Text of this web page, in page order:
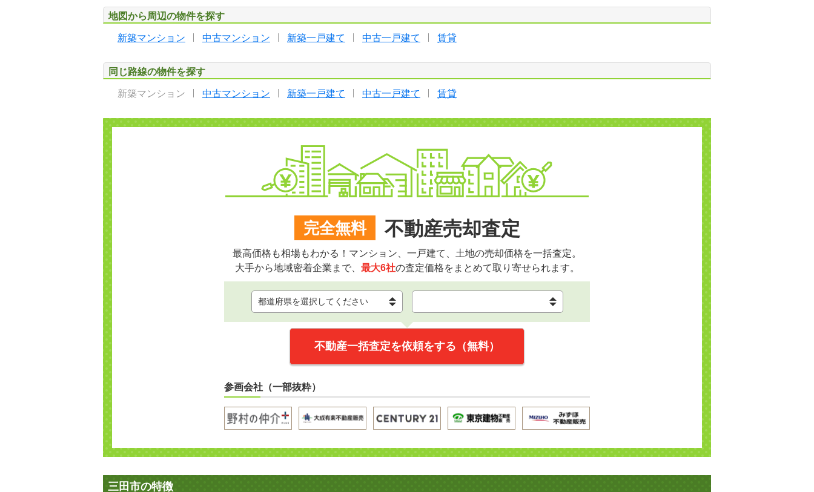
地図から周辺の物件を探す
新築マンション 中古マンション 新築一戸建て 中古一戸建て 賃貸
同じ路線の物件を探す
新築マンション 中古マンション 新築一戸建て 中古一戸建て 賃貸
完全無料 不動産売却査定
最高価格も相場もわかる！マンション、一戸建て、土地の売却価格を一括査定。
大手から地域密着企業まで、 最大6社の査定価格をまとめて取り寄せられます。
不動産一括査定を依頼をする（無料）
参画会社（一部抜粋）
三田市の特徴